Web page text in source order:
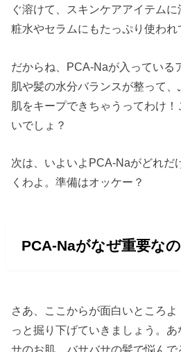
ぐ溶けて、スキンケアアイテム
粧水やセラムにもたっぷり使われ
だからね、PCA-Naが入っている
肌や髪の水分バランスが整って
肌をキープできちゃうってわけ
いでしょ？
次は、いよいよPCA-Naがどれだ
くわよ。準備はオッケー？
PCA-Naがなぜ重要な
さあ、ここからが面白いところ
っと掘り下げていきましょう。
サのお肌、バサバサの髪で悩ん